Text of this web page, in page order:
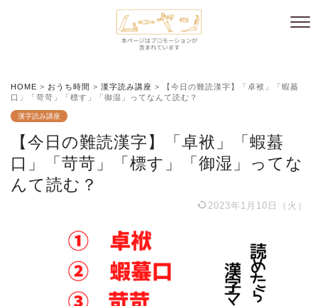
HOME > おうち時間 > 漢字読み講座 >
【今日の難読漢字】「卓袱」「蝦蟇
口」「苛苛」「標す」「御湿」ってなんて読む？
漢字読み講座
【今日の難読漢字】「卓袱」「蝦蟇
口」「苛苛」「標す」「御湿」ってな
んて読む？
2023年1月10日（火）